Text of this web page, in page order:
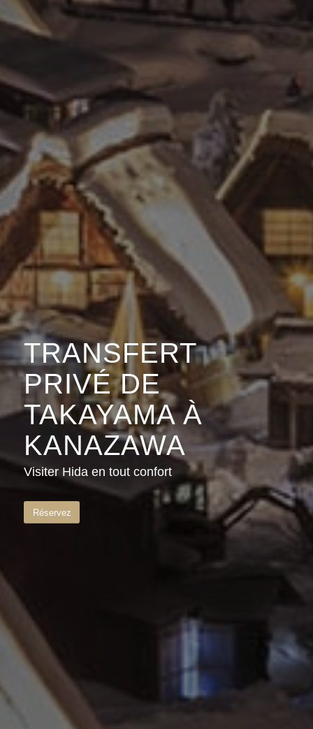
TRANSFERT
PRIVÉ DE
TAKAYAMA À
KANAZAWA
Visiter Hida en tout confort
Réservez